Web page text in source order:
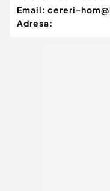
Email: cereri-
Adresa: